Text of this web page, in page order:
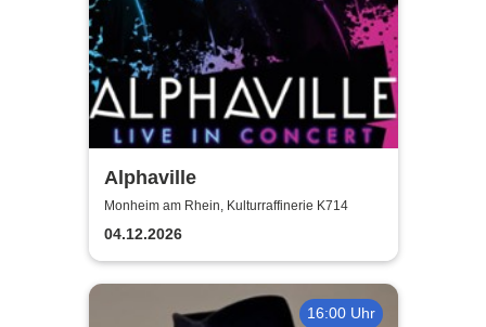
Alphaville
Monheim am Rhein, Kulturraffinerie K714
04.12.2026
16:00 Uhr